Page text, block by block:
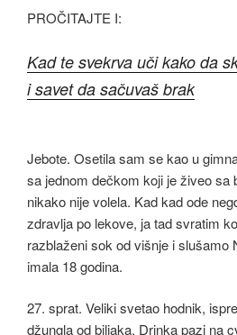
PROČITAJTE I:
Kad te svekrva uči kako da
i savet da sačuvaš brak
Jebote. Osetila sam se kao u
sa jednom dečkom koji je živeo sa
nikako nije volela. Kad kad ode
zdravlja po lekove, ja tad svratim
razblaženi sok od višnje i slušamo
imala 18 godina.
27. sprat. Veliki svetao hodnik,
džungla od biljaka. Drinka pazi na